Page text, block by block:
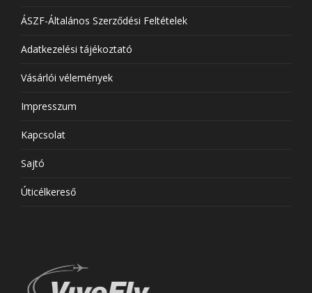
ÁSZF-Általános Szerződési Feltételek
Adatkezelési tájékoztató
Vásárlói vélemények
Impresszum
Kapcsolat
Sajtó
Úticélkereső